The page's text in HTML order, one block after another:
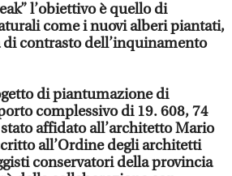
l’obiettivo è quello di
come i nuovi alberi piantati,
contrasto dell’inquinamento
di piantumazione di
complessivo di 19. 608, 74
affidato all’architetto Mario
all’Ordine degli architetti
conservatori della provincia